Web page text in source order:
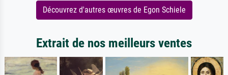
Découvrez d'autres œuvres de Egon Schiele
Extrait de nos meilleurs ventes